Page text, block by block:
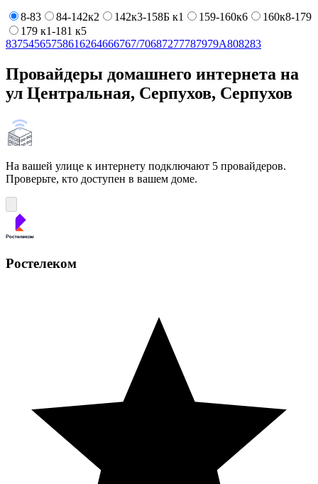
8-83 84-142к2 142к3-158Б к1 159-160к6
160к8-179
179 к1-181 к5
83754565758616264666767/70687277787979А808283
Провайдеры домашнего интернета на
ул Центральная, Серпухов, Серпухов
На вашей улице к интернету подключают 5 провайдеров.
Проверьте, кто доступен в вашем доме.
Ростелеком